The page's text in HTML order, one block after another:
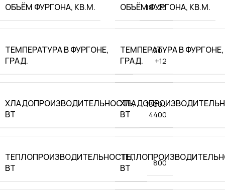
ОБЪЁМ ФУРГОНА, КВ.М. 18…25
ТЕМПЕРАТУРА В ФУРГОНЕ,
ГРАД.
-20…
+12
ХЛАДОПРОИЗВОДИТЕЛЬНОСТЬ,
ВТ
1800…
4400
ТЕПЛОПРОИЗВОДИТЕЛЬНОСТЬ,
ВТ
800
ОБЪЁМ ФУРГОНА, КВ.М.
ТЕМПЕРАТУРА В ФУРГОНЕ,
ГРАД.
ВТ
ВТ